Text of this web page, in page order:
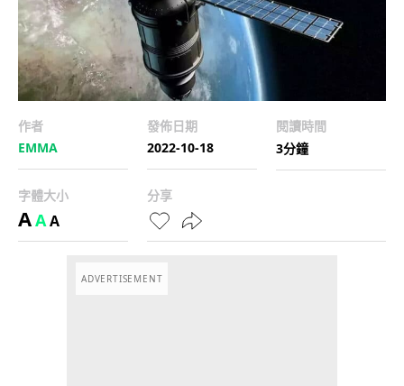
作者
EMMA
發佈日期
2022-10-18
閱讀時間
3分鐘
字體大小
AAA
分享
ADVERTISEMENT